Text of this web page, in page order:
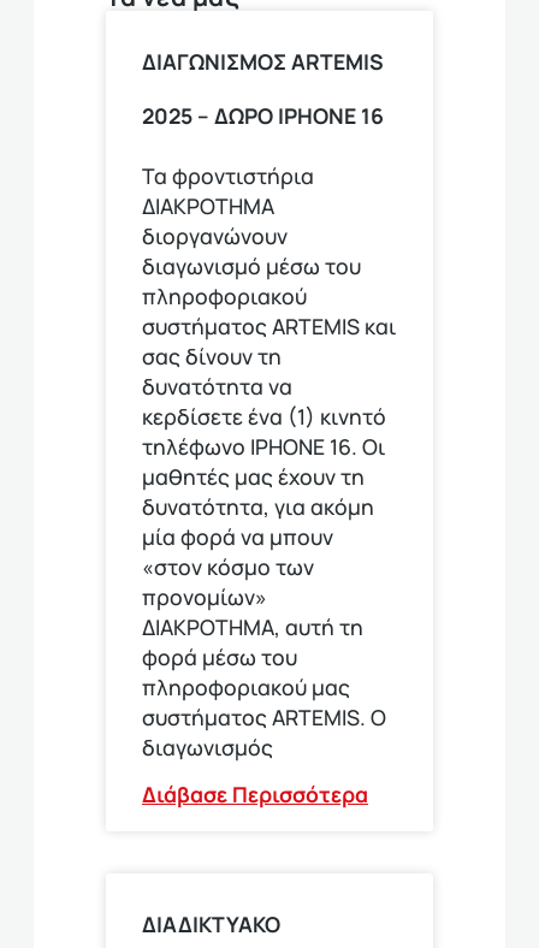
ΔΙΑΓΩΝΙΣΜΟΣ ARTEMIS
2025 – ΔΩΡΟ ΙPHONE 16
Τα φροντιστήρια
ΔΙΑΚΡΟΤΗΜΑ
διοργανώνουν
διαγωνισμό μέσω του
πληροφοριακού
συστήματος ARTEMIS και
σας δίνουν τη
δυνατότητα να
κερδίσετε ένα (1) κινητό
τηλέφωνο ΙΡΗΟΝΕ 16. Οι
μαθητές μας έχουν τη
δυνατότητα, για ακόμη
μία φορά να μπουν
«στον κόσμο των
προνομίων»
ΔΙΑΚΡΟΤΗΜΑ, αυτή τη
φορά μέσω του
πληροφοριακού μας
συστήματος ARTEMIS. Ο
διαγωνισμός
Διάβασε Περισσότερα
ΔΙΑΔΙΚΤΥΑΚΟ